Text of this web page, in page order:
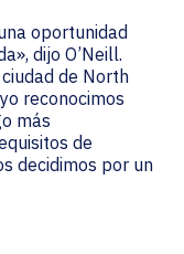
oportunidad
dijo O’Neill.
de North
reconocimos
más
de
decidimos por un